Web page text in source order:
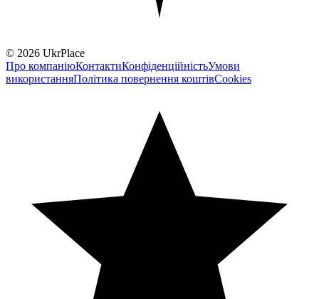
© 2026 UkrPlace
Про компаніюКонтактиКонфіденційністьУмови
використанняПолітика повернення коштівCookies